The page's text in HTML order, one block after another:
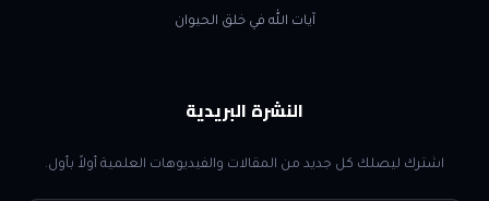
آيات الله في خلق الحيوان
النشرة البريدية
اشترك ليصلك كل جديد من المقالات والفيديوهات العلمية أولاً بأول.